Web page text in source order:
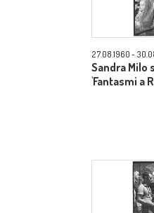
27.08.1960 -
Sandra Milo
'Fantasmi a